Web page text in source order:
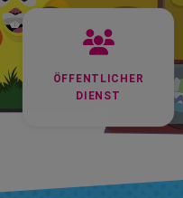
ÖFFENTLICHER
DIENST